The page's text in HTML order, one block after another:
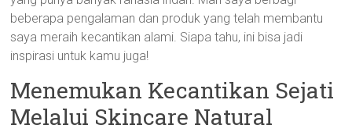
beberapa pengalaman dan produk yang telah membantu
saya meraih kecantikan alami. Siapa tahu, ini bisa jadi
inspirasi untuk kamu juga!
Menemukan Kecantikan Sejati
Melalui Skincare Natural